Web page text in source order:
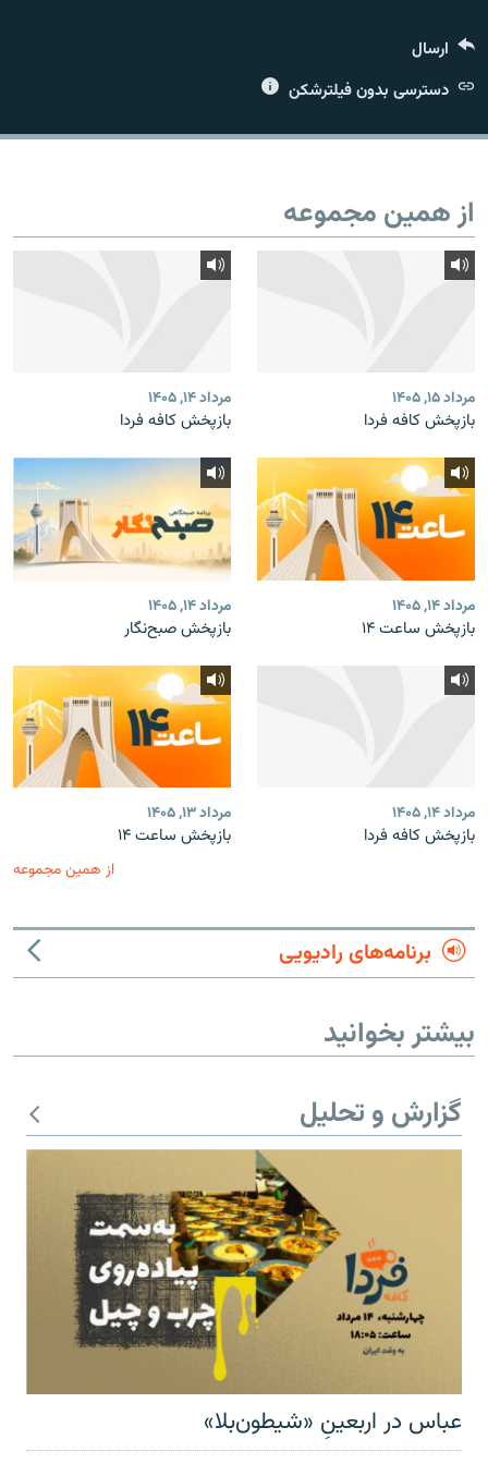
زبان‌های دیگر
ارسال
دسترسی بدون فیلترشکن
از همین مجموعه
مرداد ۱۵, ۱۴۰۵
بازپخش کافه فردا
مرداد ۱۴, ۱۴۰۵
بازپخش کافه فردا
مرداد ۱۴, ۱۴۰۵
بازپخش ساعت ۱۴
مرداد ۱۴, ۱۴۰۵
بازپخش صبح‌نگار
مرداد ۱۴, ۱۴۰۵
بازپخش کافه فردا
مرداد ۱۳, ۱۴۰۵
بازپخش ساعت ۱۴
از همین مجموعه
برنامه‌های رادیویی
بیشتر بخوانید
گزارش و تحلیل
عباس در اربعینِ «شیطون‌بلا»